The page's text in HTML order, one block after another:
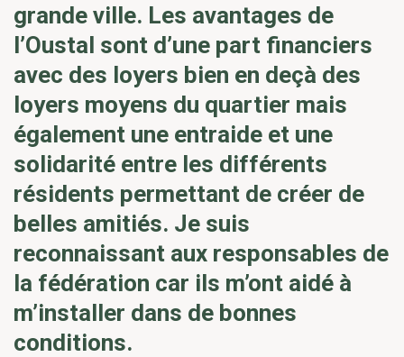
grande ville. Les avantages de
l’Oustal sont d’une part financiers
avec des loyers bien en deçà des
loyers moyens du quartier mais
également une entraide et une
solidarité entre les différents
résidents permettant de créer de
belles amitiés. Je suis
reconnaissant aux responsables de
la fédération car ils m’ont aidé à
m’installer dans de bonnes
conditions.